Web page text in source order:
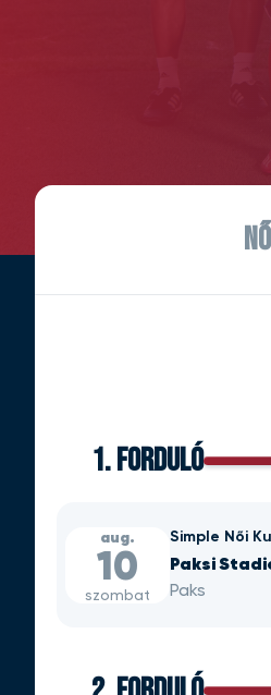
1. FORDULÓ
aug.
10
szombat
Simple Női
Paksi
Paks